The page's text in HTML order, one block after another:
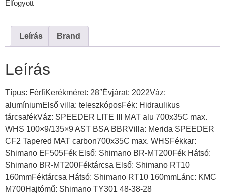
Elfogyott
Leírás Brand
Leírás
Típus: FérfiKerékméret: 28″Évjárat: 2022Váz:
alumíniumElső villa: teleszkóposFék: Hidraulikus
tárcsafékVáz: SPEEDER LITE III MAT alu 700x35C max.
WHS 100×9/135×9 AST BSA BBRVilla: Merida SPEEDER
CF2 Tapered MAT carbon700x35C max. WHSFékkar:
Shimano EF505Fék Első: Shimano BR-MT200Fék Hátsó:
Shimano BR-MT200Féktárcsa Első: Shimano RT10
160mmFéktárcsa Hátsó: Shimano RT10 160mmLánc: KMC
M700Hajtómű: Shimano TY301 48-38-28